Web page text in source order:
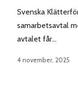
Svenska
samarbetsavtal
avtalet får…
4 november, 2025